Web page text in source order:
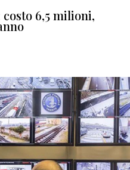
6,5 milioni,